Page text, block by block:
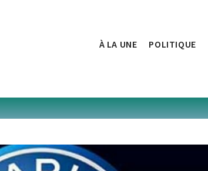
À LA UNE POLITIQUE